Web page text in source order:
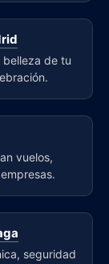
belleza de tu
vuelos,
seguridad